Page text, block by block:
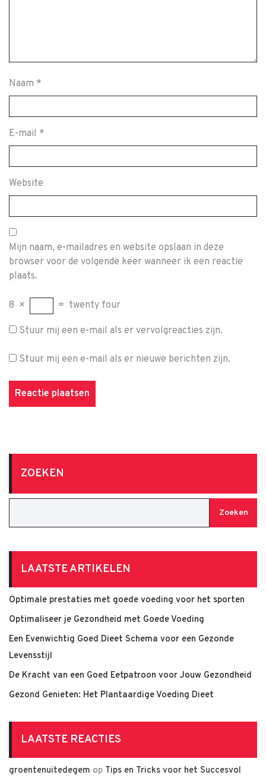
Naam *
E-mail *
Website
Mijn naam, e-mailadres en website opslaan in deze
browser voor de volgende keer wanneer ik een reactie
plaats.
8 × = twenty four
Stuur mij een e-mail als er vervolgreacties zijn.
Stuur mij een e-mail als er nieuwe berichten zijn.
ZOEKEN
Zoeken
LAATSTE ARTIKELEN
Optimale prestaties met goede voeding voor het sporten
Optimaliseer je Gezondheid met Goede Voeding
Een Evenwichtig Goed Dieet Schema voor een Gezonde
Levensstijl
De Kracht van een Goed Eetpatroon voor Jouw Gezondheid
Gezond Genieten: Het Plantaardige Voeding Dieet
LAATSTE REACTIES
groentenuitedegem op Tips en Tricks voor het Succesvol